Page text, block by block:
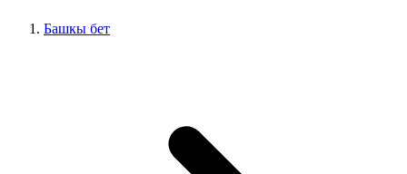
Башкы бет